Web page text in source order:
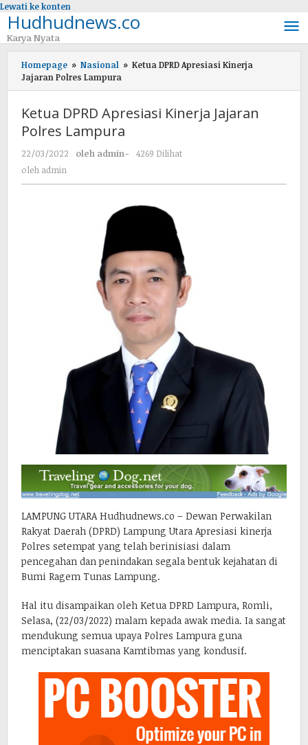
Lewati ke konten
Hudhudnews.co
Karya Nyata
Homepage » Nasional » Ketua DPRD Apresiasi Kinerja
Jajaran Polres Lampura
Ketua DPRD Apresiasi Kinerja Jajaran
Polres Lampura
22/03/2022 oleh admin-
4269 Dilihat
oleh admin
LAMPUNG UTARA Hudhudnews.co – Dewan Perwakilan
Rakyat Daerah (DPRD) Lampung Utara Apresiasi kinerja
Polres setempat yang telah berinisiasi dalam
pencegahan dan penindakan segala bentuk kejahatan di
Bumi Ragem Tunas Lampung.
Hal itu disampaikan oleh Ketua DPRD Lampura, Romli,
Selasa, (22/03/2022) malam kepada awak media. Ia sangat
mendukung semua upaya Polres Lampura guna
menciptakan suasana Kamtibmas yang kondusif.